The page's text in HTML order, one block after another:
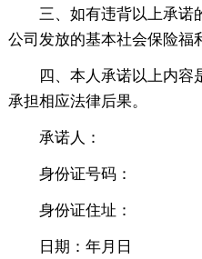
三、如有违背以上承诺
公司发放的基本社会保险福
四、本人承诺以上内容
承担相应法律后果。
承诺人：
身份证号码：
身份证住址：
日期：年月日